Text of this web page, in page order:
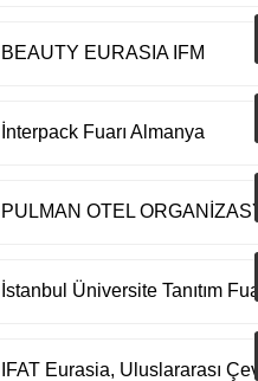
BEAUTY EURASIA IFM
İnterpack Fuarı Almanya
PULMAN OTEL
İstanbul Üniversite Tanıtım
IFAT Eurasia, Uluslararası